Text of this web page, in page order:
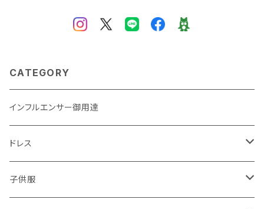
CATEGORY
インフルエンサー御用達
ドレス
子供用
子供服